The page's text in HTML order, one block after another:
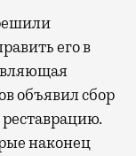
его в
объявил сбор
наконец